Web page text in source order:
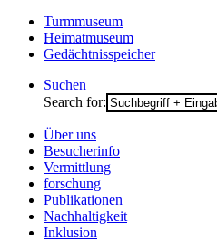
Turmmuseum
Heimatmuseum
Gedächtnisspeicher
Suchen
Search for:
Über uns
Besucherinfo
Vermittlung
forschung
Publikationen
Nachhaltigkeit
Inklusion